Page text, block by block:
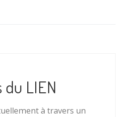
du LIEN
à travers un